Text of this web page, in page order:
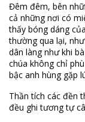
Đêm đêm, bên
cả những nơi có
thấy bóng dáng
thường qua lại,
dân làng như khi
chúa không chỉ
bậc anh hùng gặp
Thần tích các đền
đều ghi tương tự